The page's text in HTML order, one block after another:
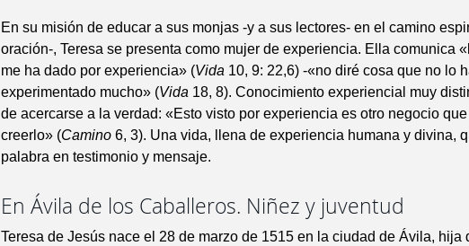
En su misión de educar a sus monjas -y a sus lectores- en el camino
oración-, Teresa se presenta como mujer de experiencia. Ella comunica
me ha dado por experiencia» (Vida 10, 9: 22,6) -«no diré cosa que no lo
experimentado mucho» (Vida 18, 8). Conocimiento experiencial muy
de acercarse a la verdad: «Esto visto por experiencia es otro negocio
creerlo» (Camino 6, 3). Una vida, llena de experiencia humana y divina,
palabra en testimonio y mensaje.
En Ávila de los Caballeros. Niñez y juventud
Teresa de Jesús nace el 28 de marzo de 1515 en la ciudad de Ávila, hija